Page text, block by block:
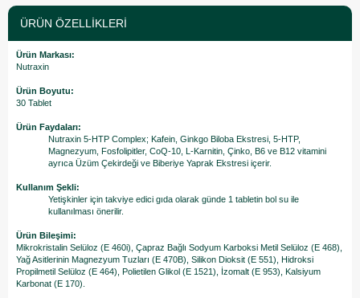
ÜRÜN ÖZELLIKLERI
Ürün Markası:
Nutraxin
Ürün Boyutu:
30 Tablet
Ürün Faydaları:
Nutraxin 5-HTP Complex; Kafein, Ginkgo Biloba Ekstresi, 5-HTP,
Magnezyum, Fosfolipitler, CoQ-10, L-Karnitin, Çinko, B6 ve B12 vitamini
ayrıca Üzüm Çekirdeği ve Biberiye Yaprak Ekstresi içerir.
Kullanım Şekli:
Yetişkinler için takviye edici gıda olarak günde 1 tabletin bol su ile
kullanılması önerilir.
Ürün Bileşimi:
Mikrokristalin Selüloz (E 460i), Çapraz Bağlı Sodyum Karboksi Metil Selüloz (E 468),
Yağ Asitlerinin Magnezyum Tuzları (E 470B), Silikon Dioksit (E 551), Hidroksi
Propilmetil Selüloz (E 464), Polietilen Glikol (E 1521), İzomalt (E 953), Kalsiyum
Karbonat (E 170).